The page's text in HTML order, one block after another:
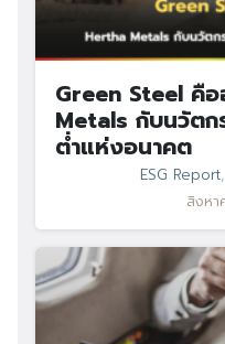
Green Steel คือ
Metals กับนวัตก
ต่ำแห่งอนาคต
ESG Report,
สิงห